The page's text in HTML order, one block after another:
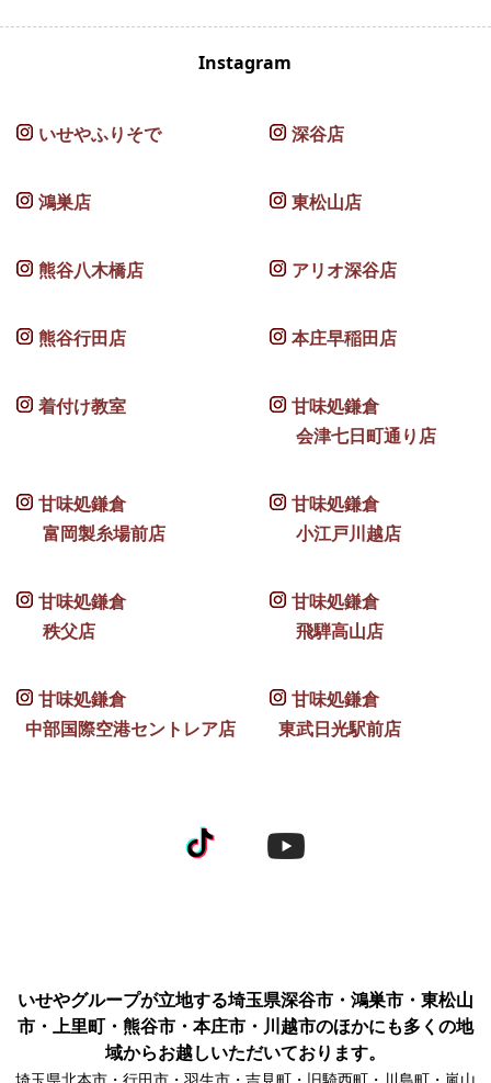
Instagram
いせやふりそで 深谷店
鴻巣店 東松山店
熊谷八木橋店 アリオ深谷店
熊谷行田店 本庄早稲田店
着付け教室
甘味処鎌倉
会津七日町通り店
甘味処鎌倉
富岡製糸場前店
甘味処鎌倉
小江戸川越店
甘味処鎌倉
秩父店
甘味処鎌倉
飛騨高山店
甘味処鎌倉
中部国際空港セントレア店
甘味処鎌倉
東武日光駅前店
いせやグループが立地する埼玉県深谷市・鴻巣市・東松山
市・上里町・熊谷市・本庄市・川越市のほかにも多くの地
域からお越しいただいております。
埼玉県北本市・行田市・羽生市・吉見町・旧騎西町・川島町・嵐山